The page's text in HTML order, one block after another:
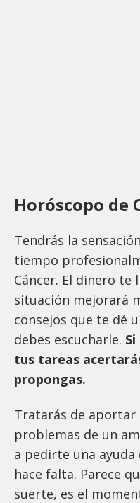
Horóscopo de
Tendrás la
tiempo
Cáncer. El dinero te
situación mejorará
consejos que te dé
debes escucharle.
tus tareas
propongas.
Tratarás de aportar
problemas de un
a pedirte una ayuda
hace falta. Parece
suerte, es el